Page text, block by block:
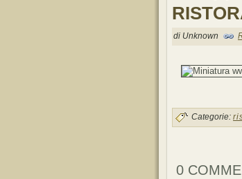
di Unknown
Categorie:
0